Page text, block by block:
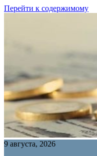
Перейти к содержимому
9 августа, 2026